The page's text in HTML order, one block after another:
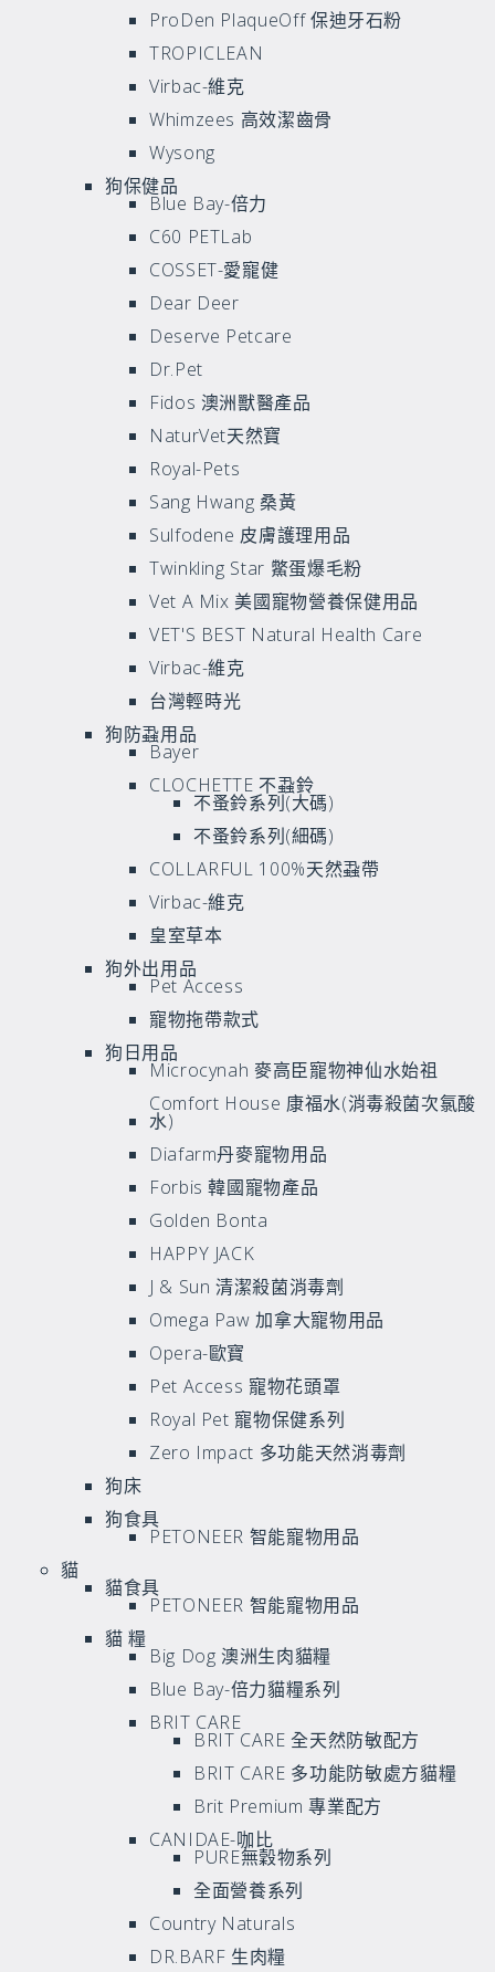
ProDen PlaqueOff 保迪牙石粉
TROPICLEAN
Virbac-維克
Whimzees 高效潔齒骨
Wysong
狗保健品
Blue Bay-倍力
C60 PETLab
COSSET-愛寵健
Dear Deer
Deserve Petcare
Dr.pet
Fidos 澳洲獸醫產品
NaturVet天然寶
Royal-Pets
Sang Hwang 桑黃
Sulfodene 皮膚護理用品
Twinkling Star 鱉蛋爆毛粉
Vet A Mix 美國寵物營養保健用品
VET'S BEST Natural Health Care
Virbac-維克
台灣輕時光
狗防蝨用品
Bayer
CLOCHETTE 不蝨鈴
不蚤鈴系列(大碼)
不蚤鈴系列(細碼)
COLLARFUL 100%天然蝨帶
Virbac-維克
皇室草本
狗外出用品
Pet Access
寵物拖帶款式
狗日用品
Microcynah 麥高臣寵物神仙水始祖
Comfort House 康福水(消毒殺菌次氯酸
水)
Diafarm丹麥寵物用品
Forbis 韓國寵物產品
Golden Bonta
HAPPY JACK
J & Sun 清潔殺菌消毒劑
Omega Paw 加拿大寵物用品
Opera-歐寶
Pet Access 寵物花頭罩
Royal Pet 寵物保健系列
Zero Impact 多功能天然消毒劑
狗床
狗食具
PETONEER 智能寵物用品
貓
貓食具
PETONEER 智能寵物用品
貓 糧
Big Dog 澳洲生肉貓糧
Blue Bay-倍力貓糧系列
BRIT CARE
BRIT CARE 全天然防敏配方
BRIT CARE 多功能防敏處方貓糧
Brit Premium 專業配方
CANIDAE-咖比
PURE無穀物系列
全面營養系列
Country Naturals
DR.BARF 生肉糧